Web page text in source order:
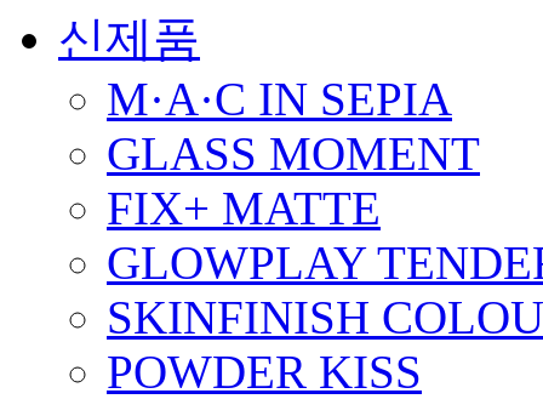
신제품
M·A·C IN SEPIA
GLASS MOMENT
FIX+ MATTE
GLOWPLAY
SKINFINISH
POWDER KISS